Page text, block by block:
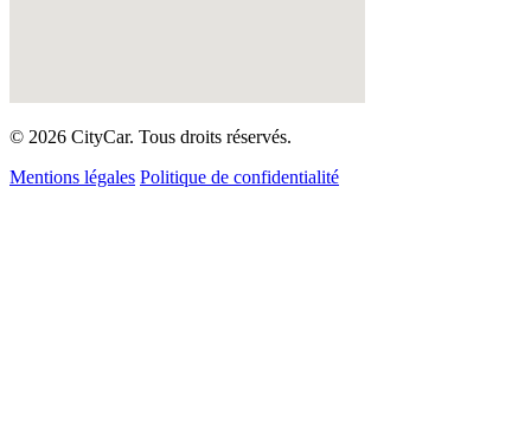
© 2026 CityCar. Tous droits réservés.
Mentions légales Politique de confidentialité